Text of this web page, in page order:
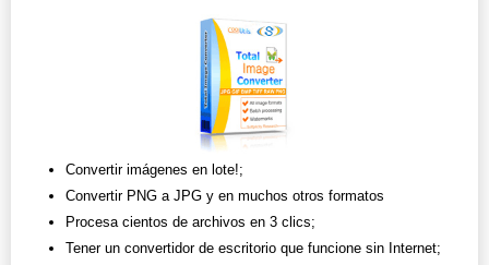
Convertir imágenes en lote!;
Convertir PNG a JPG y en muchos otros formatos
Procesa cientos de archivos en 3 clics;
Tener un convertidor de escritorio que funcione sin Internet;